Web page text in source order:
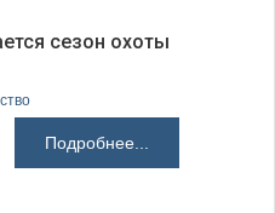
сезон охоты
Подробнее...